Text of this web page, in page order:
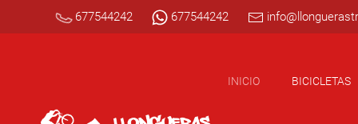
677544242 677544242
INICIO BICICLETAS